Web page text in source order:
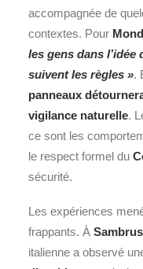
accompagnée de
contextes. Pour
les gens dans l’idée
suivent les règles ».
panneaux
vigilance naturelle.
ce sont les
le respect formel du
sécurité.
Les expériences
frappants. À
italienne a observé